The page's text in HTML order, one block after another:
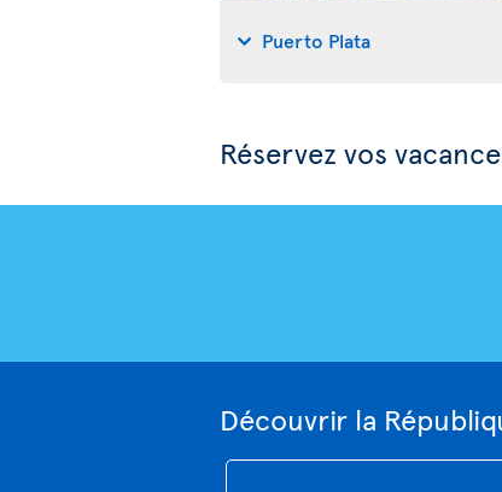
Puerto Plata
Réservez vos
Découvrir la